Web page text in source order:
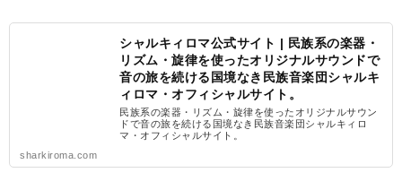
シャルキィロマ公式サイト | 民族系の楽器・
リズム・旋律を使ったオリジナルサウンドで
音の旅を続ける国境なき民族音楽団シャルキ
ィロマ・オフィシャルサイト。
民族系の楽器・リズム・旋律を使ったオリジナルサウン
ドで音の旅を続ける国境なき民族音楽団シャルキィロ
マ・オフィシャルサイト。
sharkiroma.com